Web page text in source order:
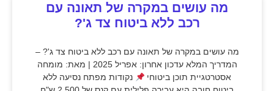
מה עושים במקרה של תאונה עם
רכב ללא ביטוח צד ג'?
מה עושים במקרה של תאונה עם רכב ללא ביטוח צד ג'? –
המדריך המלא עדכון אחרון: אפריל 2025 | מאת: מומחה
אסטרטגיית תוכן ביטוחי
נקודות מפתח נסיעה ללא